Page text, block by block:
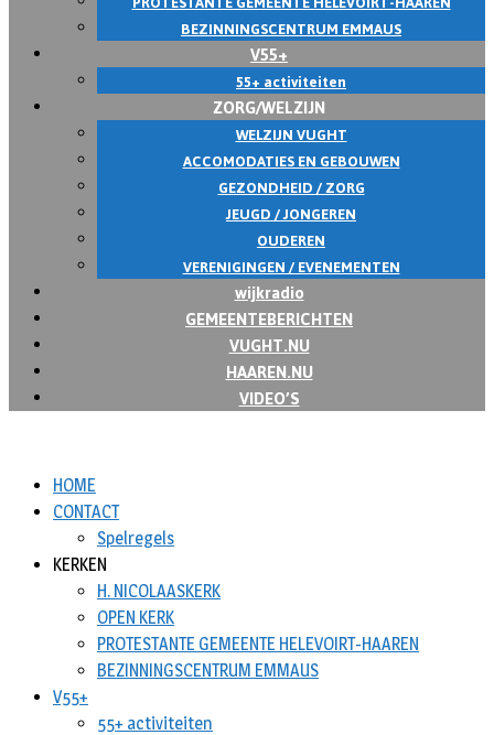
BEZINNINGSCENTRUM EMMAUS
V55+
55+ activiteiten
ZORG/WELZIJN
WELZIJN VUGHT
ACCOMODATIES EN GEBOUWEN
GEZONDHEID / ZORG
JEUGD / JONGEREN
OUDEREN
VERENIGINGEN / EVENEMENTEN
wijkradio
GEMEENTEBERICHTEN
VUGHT.NU
HAAREN.NU
VIDEO’S
HOME
CONTACT
Spelregels
KERKEN
H. NICOLAASKERK
OPEN KERK
PROTESTANTE GEMEENTE HELEVOIRT-HAAREN
BEZINNINGSCENTRUM EMMAUS
V55+
55+ activiteiten